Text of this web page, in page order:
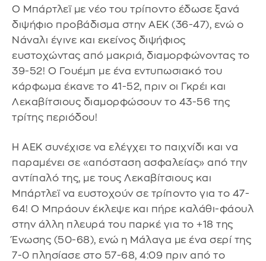
Ο Μπάρτλεϊ με νέο του τρίποντο έδωσε ξανά
διψήφιο προβάδισμα στην ΑΕΚ (36-47), ενώ ο
Νάναλι έγινε και εκείνος διψήφιος
ευστοχώντας από μακριά, διαμορφώνοντας το
39-52! Ο Γουέμπ με ένα εντυπωσιακό του
κάρφωμα έκανε το 41-52, πριν οι Γκρέι και
Λεκαβίτσιους διαμορφώσουν το 43-56 της
τρίτης περιόδου!
Η ΑΕΚ συνέχισε να ελέγχει το παιχνίδι και να
παραμένει σε «απόσταση ασφαλείας» από την
αντίπαλό της, με τους Λεκαβίτσιους και
Μπάρτλεϊ να ευστοχούν σε τρίποντο για το 47-
64! Ο Μπράουν έκλεψε και πήρε καλάθι-φάουλ
στην άλλη πλευρά του παρκέ για το +18 της
Ένωσης (50-68), ενώ η Μάλαγα με ένα σερί της
7-0 πλησίασε στο 57-68, 4:09 πριν από το